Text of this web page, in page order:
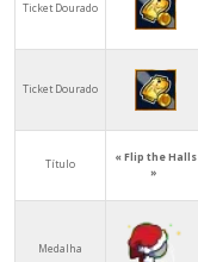
Ticket Dourado
Ticket Dourado
Título
« Flip the Halls
»
Medalha